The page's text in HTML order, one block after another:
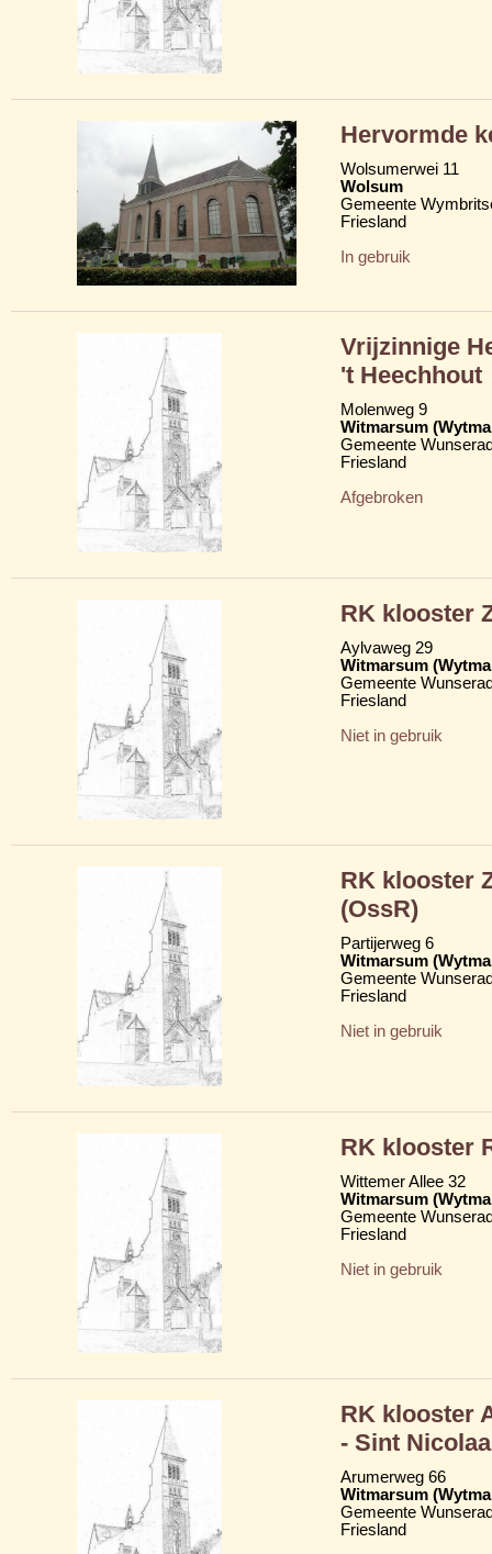
Hervormde
Wolsumerwei 11
Wolsum
Gemeente
Friesland
In gebruik
Vrijzinnige
't Heechhout
Molenweg 9
Witmarsum
Gemeente
Friesland
Afgebroken
RK klooster
Aylvaweg 29
Witmarsum
Gemeente
Friesland
Niet in gebruik
RK klooster
(OssR)
Partijerweg 6
Witmarsum
Gemeente
Friesland
Niet in gebruik
RK klooster
Wittemer Allee 32
Witmarsum
Gemeente
Friesland
Niet in gebruik
RK klooster
- Sint
Arumerweg 66
Witmarsum
Gemeente
Friesland